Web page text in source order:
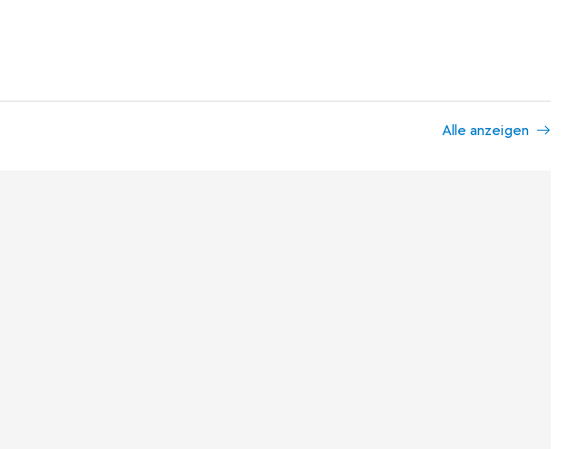
Alle anzeigen